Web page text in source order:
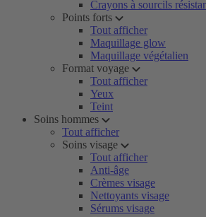
Crayons à sourcils
Points forts
Tout afficher
Maquillage glow
Maquillage végétalien
Format voyage
Tout afficher
Yeux
Teint
Soins hommes
Tout afficher
Soins visage
Tout afficher
Anti-âge
Crèmes visage
Nettoyants visage
Sérums visage